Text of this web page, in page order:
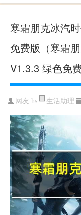
寒霜朋克冰汽
免费版（寒霜
V1.3.3 绿色免
网友:hs 生活助理